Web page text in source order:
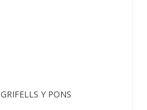
GRIFELLS Y PONS